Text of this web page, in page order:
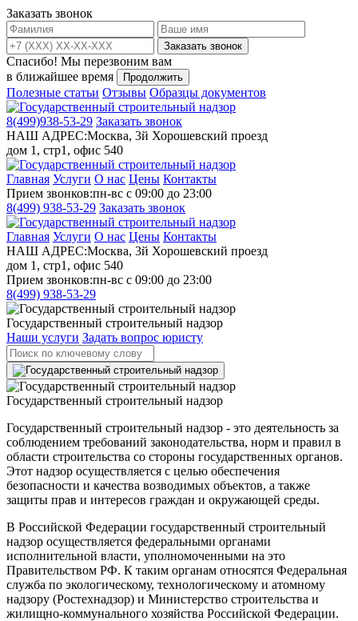
Заказать звонок
Заказать звонок
Спасибо! Мы перезвоним вам
в ближайшее время
Продолжить
Полезные статьи Отзывы Образцы документов
8(499)938-53-29 Заказать звонок
НАШ АДРЕС:Москва, 3й Хорошевский проезд
дом 1, стр1, офис 540
Главная Услуги О нас Цены Контакты
Прием звонков:пн-вс с 09:00 до 23:00
8(499) 938-53-29 Заказать звонок
Главная Услуги О нас Цены Контакты
НАШ АДРЕС:Москва, 3й Хорошевский проезд
дом 1, стр1, офис 540
Прием звонков:пн-вс с 09:00 до 23:00
8(499) 938-53-29
Государственный строительный надзор
Наши услуги Задать вопрос юристу
Государственный строительный надзор
Государственный строительный надзор - это деятельность за
соблюдением требований законодательства, норм и правил в
области строительства со стороны государственных органов.
Этот надзор осуществляется с целью обеспечения
безопасности и качества возводимых объектов, а также
защиты прав и интересов граждан и окружающей среды.
В Российской Федерации государственный строительный
надзор осуществляется федеральными органами
исполнительной власти, уполномоченными на это
Правительством РФ. К таким органам относятся Федеральная
служба по экологическому, технологическому и атомному
надзору (Ростехнадзор) и Министерство строительства и
жилищно-коммунального хозяйства Российской Федерации.